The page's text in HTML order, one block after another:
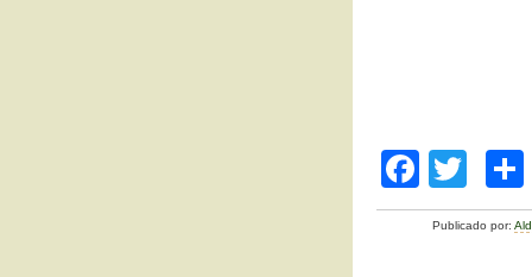
F
a
wi
Publicado por: